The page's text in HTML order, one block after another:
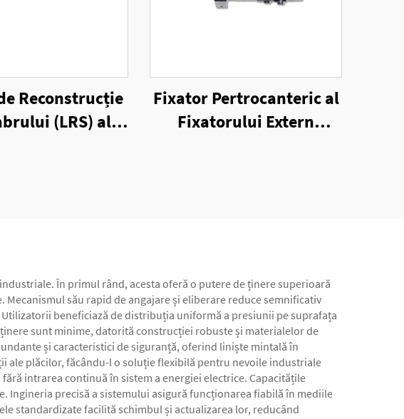
Reconstrucție
(LRS) al
Fixator Pertrocanteric al
Fixatorului Extern
În primul rând, acesta oferă o putere de ținere superioară
său rapid de angajare și eliberare reduce semnificativ
beneficiază de distribuția uniformă a presiunii pe suprafața
sunt minime, datorită construcției robuste și materialelor de
și caracteristici de siguranță, oferind liniște mintală în
ale plăcilor, făcându-l o soluție flexibilă pentru nevoile industriale
intrarea continuă în sistem a energiei electrice. Capacitățile
precisă a sistemului asigură funcționarea fiabilă în mediile
standardizate facilită schimbul și actualizarea lor, reducând